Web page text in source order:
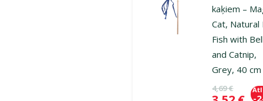
kaķiem –
Cat, Natural
Fish with
and Catnip,
Grey, 40 cm
Oriģinālā
4,69 €
-